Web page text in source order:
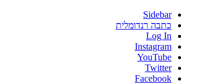
Sidebar
כתבה רנדומלית
Log In
Instagram
YouTube
Twitter
Facebook